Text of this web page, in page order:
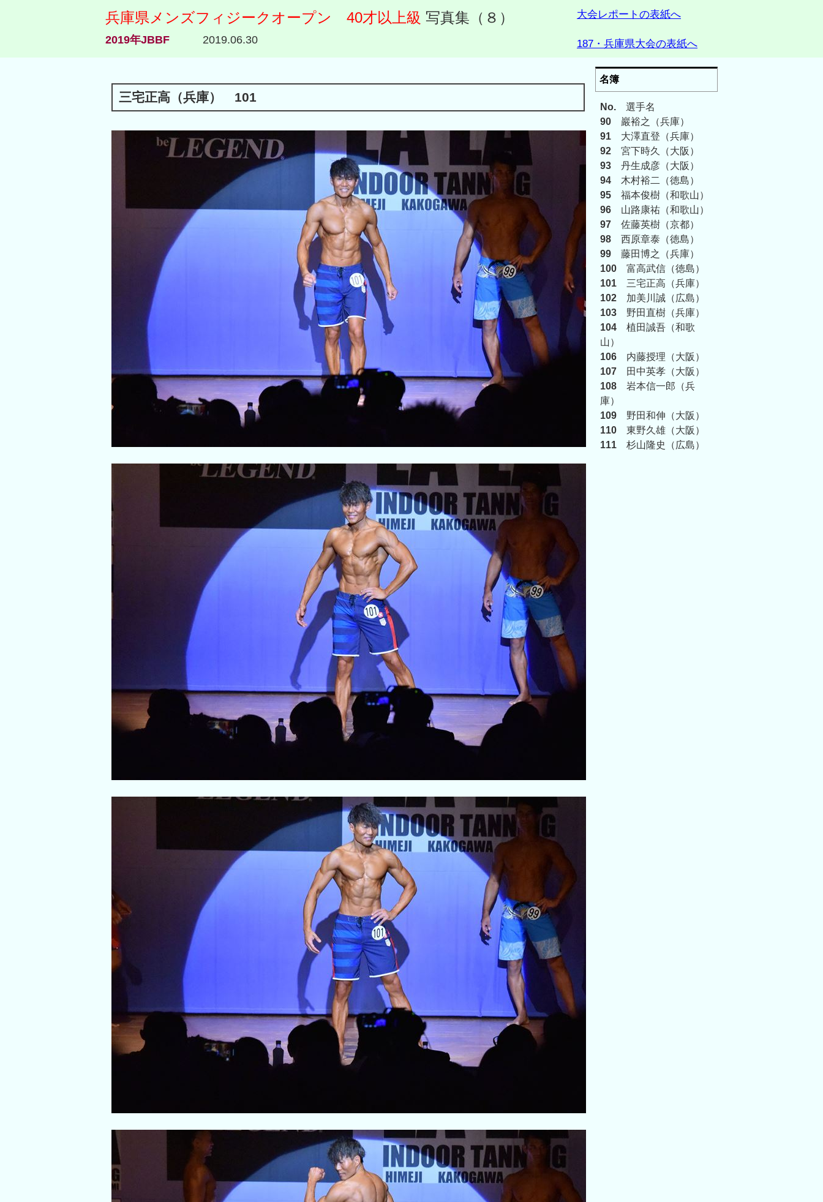
兵庫県メンズフィジークオープン 40才以上級 写真集（８）
2019年JBBF 2019.06.30
大会レポートの表紙へ
187・兵庫県大会の表紙へ
三宅正高（兵庫） 101
名簿
No. 選手名
90 巖裕之（兵庫）
91 大澤直登（兵庫）
92 宮下時久（大阪）
93 丹生成彦（大阪）
94 木村裕二（徳島）
95 福本俊樹（和歌山）
96 山路康祐（和歌山）
97 佐藤英樹（京都）
98 西原章泰（徳島）
99 藤田博之（兵庫）
100 富高武信（徳島）
101 三宅正高（兵庫）
102 加美川誠（広島）
103 野田直樹（兵庫）
104 植田誠吾（和歌
山）
106 内藤授理（大阪）
107 田中英孝（大阪）
108 岩本信一郎（兵
庫）
109 野田和伸（大阪）
110 東野久雄（大阪）
111 杉山隆史（広島）